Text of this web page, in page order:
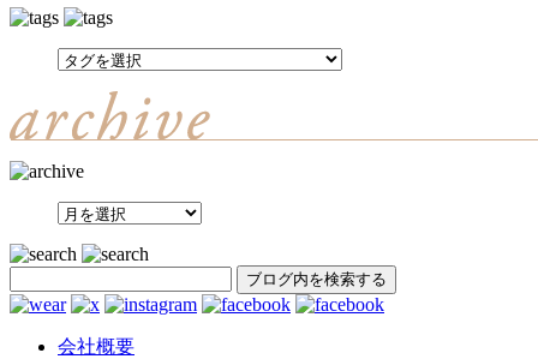
会社概要